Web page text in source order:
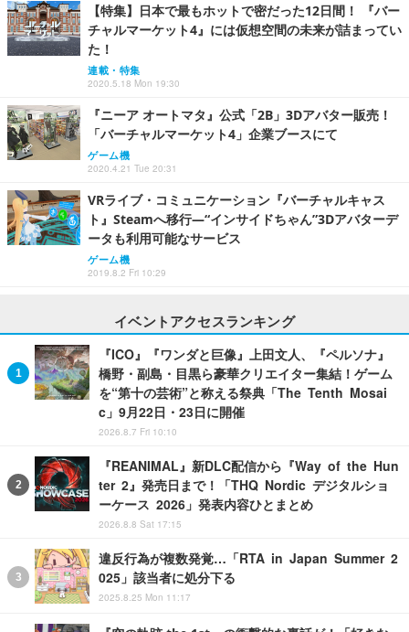
【特集】日本で最もホットで密だった12日間！ 『バー
チャルマーケット4』には仮想空間の未来が詰まってい
た！
連載・特集
2020.5.18 Mon 19:30
『ニーア オートマタ』公式「2B」3Dアバター販売！
「バーチャルマーケット4」企業ブースにて
ゲーム機
2020.4.21 Tue 20:31
VRライブ・コミュニケーション『バーチャルキャス
ト』Steamへ移行―“インサイドちゃん”3Dアバターデ
ータも利用可能なサービス
ゲーム機
2019.8.2 Fri 10:29
イベントアクセスランキング
『ICO』『ワンダと巨像』上田文人、『ペルソナ』
橋野・副島・目黒ら豪華クリエイター集結！ゲーム
を“第十の芸術”と称える祭典「The Tenth Mosai
c」9月22日・23日に開催
2026.8.7 Fri 10:10
『REANIMAL』新DLC配信から『Way of the Hun
ter 2』発売日まで！「THQ Nordic デジタルショ
ーケース 2026」発表内容ひとまとめ
2026.8.8 Sat 17:15
違反行為が複数発覚…「RTA in Japan Summer 2
025」該当者に処分下る
2025.8.25 Mon 11:17